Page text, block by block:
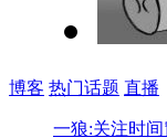
博客 热门话题 直播
一狼:关注时